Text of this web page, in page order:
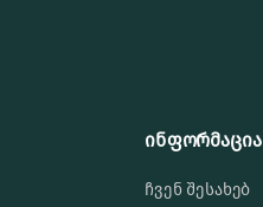
ინფორმაცია
ჩვენ შესახებ